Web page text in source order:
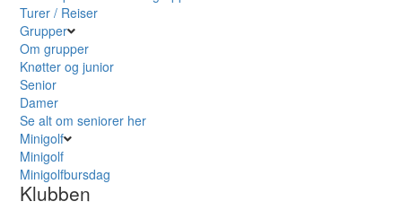
Turer / Reiser
Grupper
Om grupper
Knøtter og junior
Senior
Damer
Se alt om seniorer her
Minigolf
Minigolf
Minigolfbursdag
Klubben